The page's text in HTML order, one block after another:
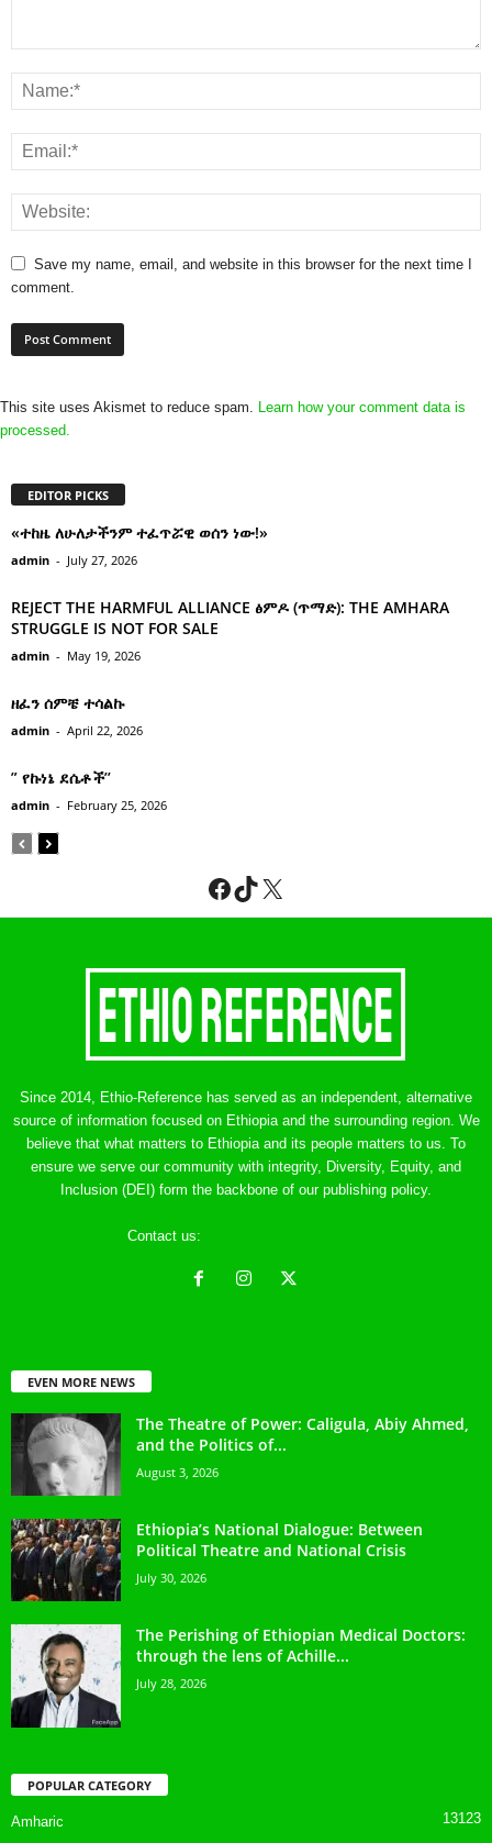
Save my name, email, and website in this browser for the next time I
comment.
This site uses Akismet to reduce spam. Learn how your comment data is
processed.
EDITOR PICKS
«ተከዜ ለሁለታችንም ተፈጥሯዊ ወሰን ነው!»
admin - July 27, 2026
REJECT THE HARMFUL ALLIANCE ፅምዶ (ጥማድ): THE AMHARA
STRUGGLE IS NOT FOR SALE
admin - May 19, 2026
ዘፈን ሰምቼ ተሳልኩ
admin - April 22, 2026
” የኩነኔ ደሴቶች’’
admin - February 25, 2026
Facebook
TikTok
X
Since 2014, Ethio-Reference has served as an independent, alternative
source of information focused on Ethiopia and the surrounding region. We
believe that what matters to Ethiopia and its people matters to us. To
ensure we serve our community with integrity, Diversity, Equity, and
Inclusion (DEI) form the backbone of our publishing policy.
Contact us:
EVEN MORE NEWS
The Theatre of Power: Caligula, Abiy Ahmed,
and the Politics of...
August 3, 2026
Ethiopia’s National Dialogue: Between
Political Theatre and National Crisis
July 30, 2026
The Perishing of Ethiopian Medical Doctors:
through the lens of Achille...
July 28, 2026
POPULAR CATEGORY
Amharic
13123